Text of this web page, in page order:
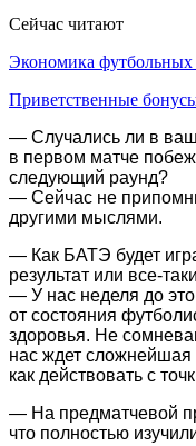
Сейчас читают
Экономика футбольных
Приветственные
— Случались ли в
в первом матче
следующий раунд?
— Сейчас не
другими мыслями.
— Как БАТЭ будет
результат или все-
— У нас неделя до
от состояния
здоровья. Не
нас ждет сложнейшая
как действовать с
— На предматчевой
что полностью